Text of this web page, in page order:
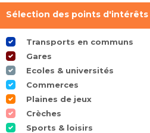
Sélection des points d'intérêts
Transports en communs
Gares
Ecoles & universités
Commerces
Plaines de jeux
Crèches
Sports & loisirs